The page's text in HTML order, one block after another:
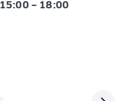
15:00 – 18:00